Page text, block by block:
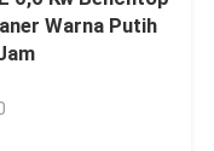
Warna Putih